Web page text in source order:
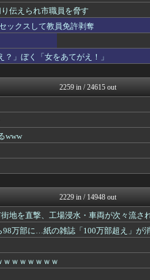
不思議.net - 5ch...
まにゅそく 2chまとめニ...
いたしん！
働くモノニュース : 人生...
キニ速
思考ちゃんねる
...
思考ちゃんねる
ゴールデンタイムズ
筋肉速報
いたしん！
...
ラビット速報
あらまめ2ch
バズッター速報
キニ速
...
ゴールデンタイムズ
スコールちゃんねる｜２ち
伝えられ市職員を脅す
ックスして教員免許剥奪
」ぼく「女をあてがえ！」
2259 in / 24615 out
www
2229 in / 14948 out
地を直撃、工場浸水・車両が次々流さ
万部に…紙の雑誌「100万部超え」が
ｗｗｗｗｗｗ